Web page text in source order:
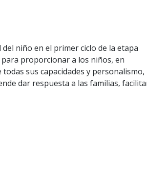
niño en el primer ciclo de la etapa
proporcionar a los niños, en
sus capacidades y personalismo,
dar respuesta a las familias,